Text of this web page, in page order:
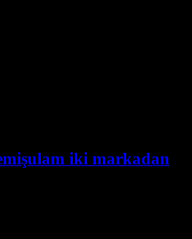
iki markadan